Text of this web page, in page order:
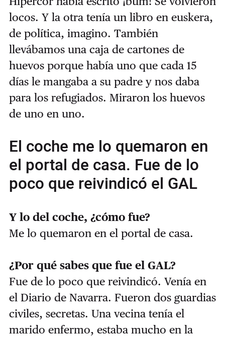
locos. Y la otra tenía un libro en euskera,
de política, imagino. También
llevábamos una caja de cartones de
huevos porque había uno que cada 15
días le mangaba a su padre y nos daba
para los refugiados. Miraron los huevos
de uno en uno.
El coche me lo quemaron en
el portal de casa. Fue de lo
poco que reivindicó el GAL
Y lo del coche, ¿cómo fue?
Me lo quemaron en el portal de casa.
¿Por qué sabes que fue el GAL?
Fue de lo poco que reivindicó. Venía en
el Diario de Navarra. Fueron dos guardias
civiles, secretas. Una vecina tenía el
marido enfermo, estaba mucho en la